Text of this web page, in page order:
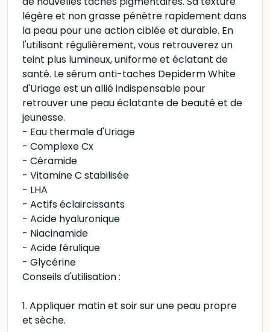
légère et non grasse pénètre rapidement dans
la peau pour une action ciblée et durable. En
l'utilisant régulièrement, vous retrouverez un
teint plus lumineux, uniforme et éclatant de
santé. Le sérum anti-taches Depiderm White
d'Uriage est un allié indispensable pour
retrouver une peau éclatante de beauté et de
jeunesse.
- Eau thermale d'Uriage
- Complexe Cx
- Céramide
- Vitamine C stabilisée
- LHA
- Actifs éclaircissants
- Acide hyaluronique
- Niacinamide
- Acide férulique
- Glycérine
Conseils d'utilisation :
1. Appliquer matin et soir sur une peau propre
et sèche.